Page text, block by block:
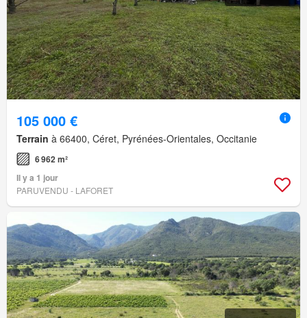
105 000 €
Terrain à 66400, Céret, Pyrénées-Orientales, Occitanie
6 962 m²
Il y a 1 jour
PARUVENDU - LAFORET